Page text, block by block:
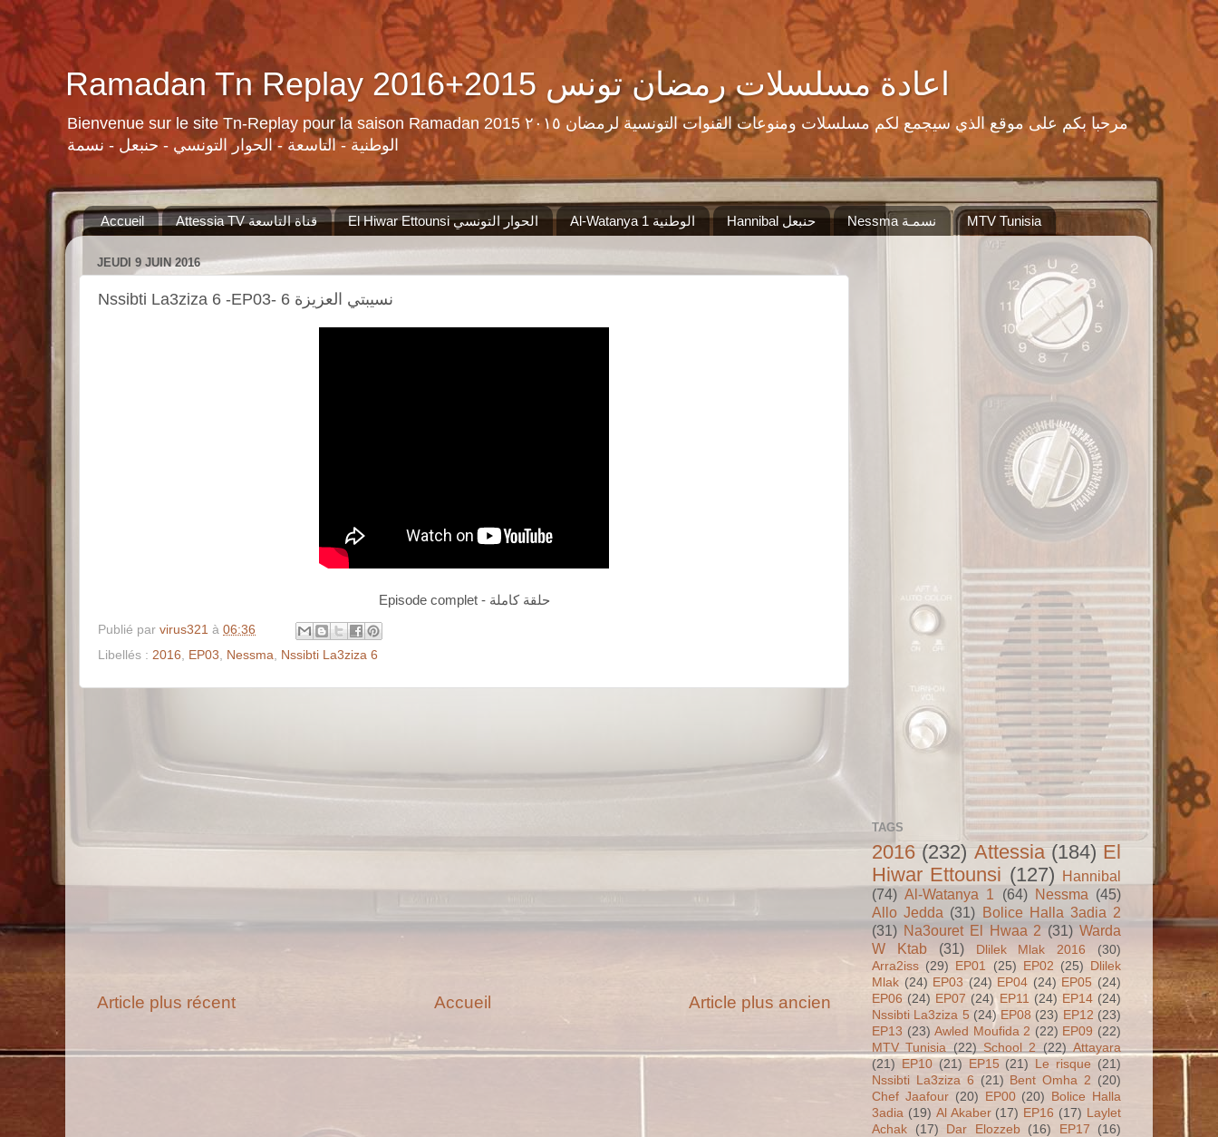
Ramadan Tn Replay 2016+2015 اعادة مسلسلات رمضان تونس
Bienvenue sur le site Tn-Replay pour la saison Ramadan 2015 مرحبا بكم على موقع الذي سيجمع لكم مسلسلات ومنوعات القنوات التونسية لرمضان ٢٠١٥
الوطنية - التاسعة - الحوار التونسي - حنبعل - نسمة
Accueil Attessia TV قناة التاسعة El Hiwar Ettounsi الحوار التونسي Al-Watanya 1 الوطنية Hannibal حنبعل‬ MTV Tunisia
JEUDI 9 JUIN 2016
Nssibti La3ziza 6 -EP03- 6 نسيبتي العزيزة
Episode complet - حلقة كاملة
Publié par virus321 à 06:36
Libellés : 2016 EP03 Nessma Nssibti La3ziza 6
Article plus récent Article plus ancien
Accueil
TAGS
2016 (232) Attessia (184) El
Hiwar Ettounsi (127) Hannibal
(74) Al-Watanya 1 (64) Nessma (45)
Allo Jedda (31) Bolice Halla 3adia 2
(31) Na3ouret El Hwaa 2 (31) Warda
W Ktab
(31) Dlilek Mlak 2016
(30)
Arra2iss (29) EP01 (25) EP02 (25) Dlilek
Mlak (24) EP03 (24) EP04 (24) EP05 (24)
EP06 (24) EP07 (24) EP11 (24) EP14 (24)
Nssibti La3ziza 5 (24) EP08 (23) EP12 (23)
EP13 (23) Awled Moufida 2 (22) EP09 (22)
MTV Tunisia (22) School 2 (22) Attayara
(21) EP10 (21) EP15 (21) Le risque (21)
Nssibti La3ziza 6 (21) Bent Omha 2 (20)
Chef Jaafour (20) EP00 (20) Bolice Halla
3adia (19) Al Akaber (17) EP16 (17) Laylet
Achak
(17) Dar Elozzeb (16) EP17
(16)